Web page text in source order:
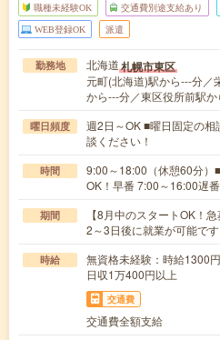
職種未経験OK 交通費別途支給あり
WEB登録OK 派遣
勤務地 北海道札幌市東区
元町(北海道)駅から---分／
から---分／東区役所前駅
曜日頻度
週2日～OK ■曜日固定の
談ください！
時間
9:00～18:00（休憩60分）
OK！早番 7:00～16:00遅
期間
【8月中のスタートOK！
2～3日後に就業が可能です
時給
無資格未経験：時給
日収1万400円以上
交通費
交通費全額支給